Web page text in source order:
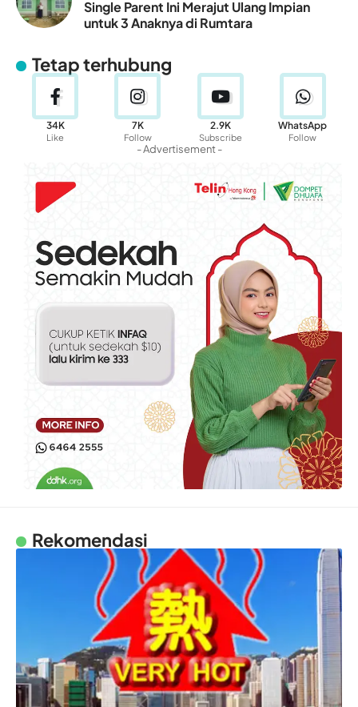
Single Parent Ini Merajut Ulang Impian
untuk 3 Anaknya di Rumtara
Tetap terhubung
34K
Like
7K
Follow
2.9K
Subscribe
WhatsApp
Follow
- Advertisement -
Rekomendasi